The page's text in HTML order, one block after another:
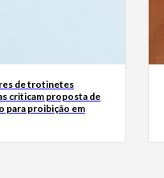
de trotinetes
criticam proposta de
para proibição em